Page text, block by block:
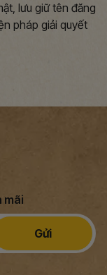
lưu giữ tên đăng
pháp giải quyết
mãi
Gửi